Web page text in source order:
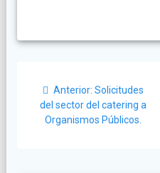
de
entradas
Anterior: Post
anterior:
Solicitudes
del sector del catering a
Organismos Públicos.